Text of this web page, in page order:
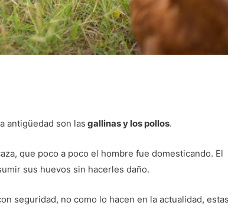
antigüedad son las gallinas y los pollos.
que poco a poco el hombre fue domesticando. El
sus huevos sin hacerles daño.
seguridad, no como lo hacen en la actualidad,